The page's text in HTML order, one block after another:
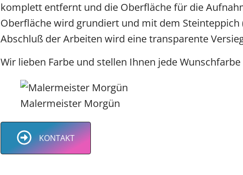
komplett entfernt und die Oberfläche für die
Oberfläche wird grundiert und mit dem Steinteppich
Abschluß der Arbeiten wird eine transparente
Wir lieben Farbe und stellen Ihnen jede
Malermeister Morgün
KONTAKT